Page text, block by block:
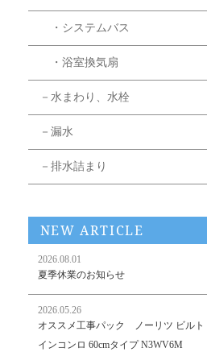
・システムバス
・浴室換気扇
－水まわり、水栓
－漏水
－排水詰まり
NEW ARTICLE
2026.08.01
夏季休業のお知らせ
2026.05.26
オススメ工事パック ノーリツ ビルト
インコンロ 60cmタイプ N3WV6M